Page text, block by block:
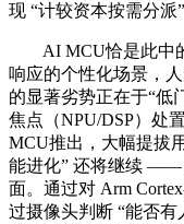
现 “计较资本按需分派
AI MCU恰是此中的
响应的个性化场景，
的显著劣势正在于“低
焦点（NPU/DSP）处
MCU推出，大幅提拔
能进化” 还将继续 ——
面。通过对 Arm
过摄像头判断 “能否